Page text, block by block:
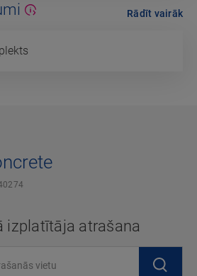
Rādīt vairāk
izplatītāja atrašana